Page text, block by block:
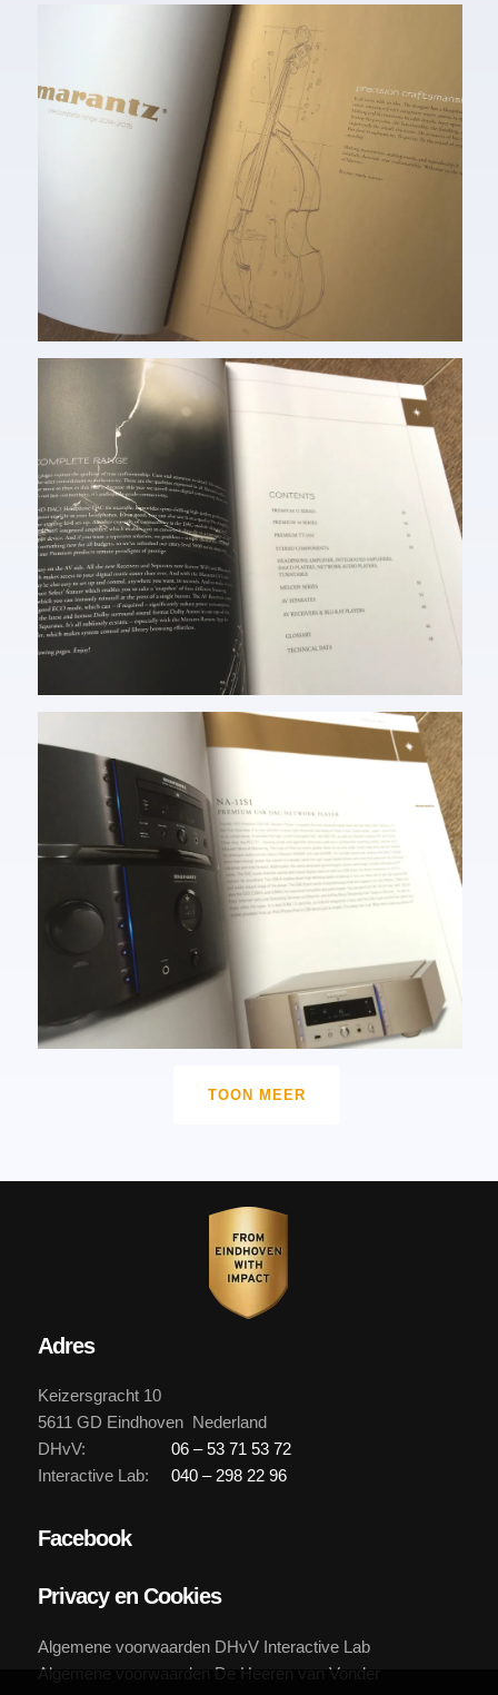
TOON MEER
Adres
Keizersgracht 10
5611 GD Eindhoven Nederland
DHvV:
06 – 53 71 53 72
Interactive Lab:
040 – 298 22 96
Facebook
Privacy en Cookies
Algemene voorwaarden DHvV Interactive Lab
Algemene voorwaarden De Heeren van Vonder